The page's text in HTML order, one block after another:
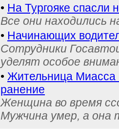
• На Тургояке спасли
Все они находились
• Начинающих
Сотрудники
уделят особое
• Жительница Миасса
ранение
Женщина во время
Мужчина умер, а она